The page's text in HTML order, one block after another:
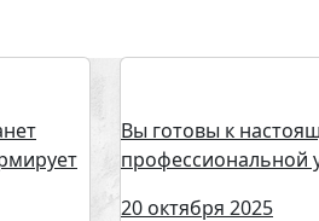
Вы готовы к
профессиональной
20 октября 2025